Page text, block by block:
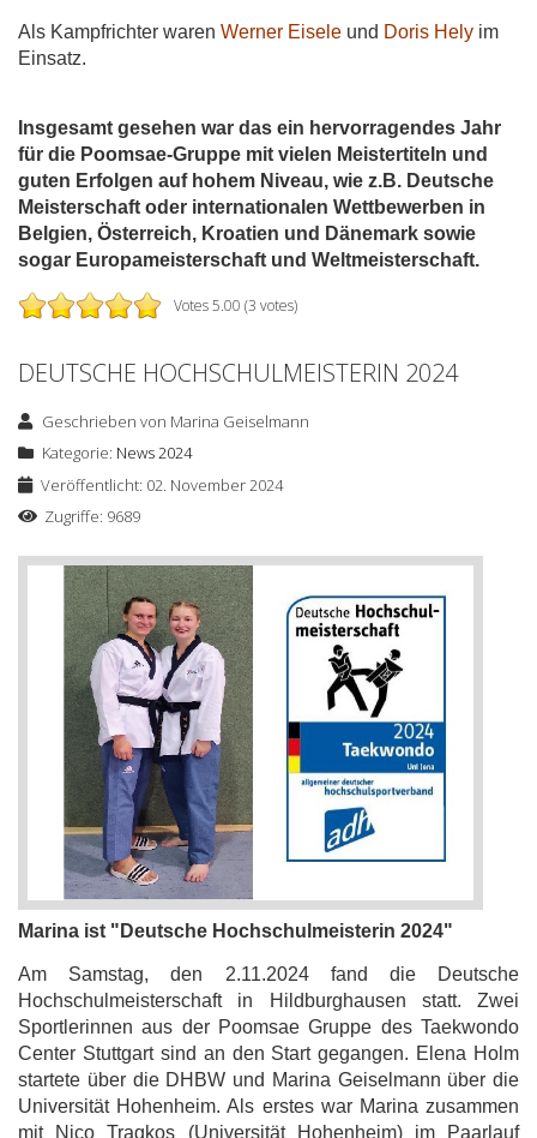
Als Kampfrichter waren Werner Eisele und Doris Hely im
Einsatz.
Insgesamt gesehen war das ein hervorragendes Jahr
für die Poomsae-Gruppe mit vielen Meistertiteln und
guten Erfolgen auf hohem Niveau, wie z.B. Deutsche
Meisterschaft oder internationalen Wettbewerben in
Belgien, Österreich, Kroatien und Dänemark sowie
sogar Europameisterschaft und Weltmeisterschaft.
Votes 5.00 (3 votes)
DEUTSCHE HOCHSCHULMEISTERIN 2024
Geschrieben von Marina Geiselmann
Kategorie: News 2024
Veröffentlicht: 02. November 2024
Zugriffe: 9689
Marina ist "Deutsche Hochschulmeisterin 2024"
Am Samstag, den 2.11.2024 fand die Deutsche
Hochschulmeisterschaft in Hildburghausen statt. Zwei
Sportlerinnen aus der Poomsae Gruppe des Taekwondo
Center Stuttgart sind an den Start gegangen. Elena Holm
startete über die DHBW und Marina Geiselmann über die
Universität Hohenheim. Als erstes war Marina zusammen
mit Nico Tragkos (Universität Hohenheim) im Paarlauf